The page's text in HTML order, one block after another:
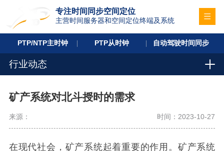
专注时间同步空间定位
主营时间服务器和空间定位终端及系统
PTP/NTP主时钟 PTP从时钟 自动驾驶时间同步
行业动态
矿产系统对北斗授时的需求
来源： 时间：2023-10-27
在现代社会，矿产系统起着重要的作用。矿产系统